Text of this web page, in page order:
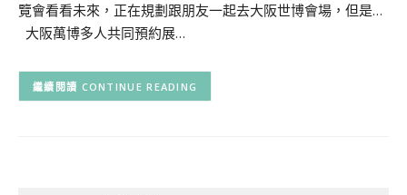
覽會看看未來，正在規劃跟朋友一起去大阪世博會場，但是…
大阪萬博多人共同預約展…
CONTINUE READING